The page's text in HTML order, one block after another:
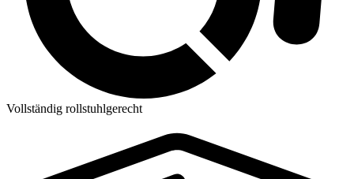
Vollständig rollstuhlgerecht